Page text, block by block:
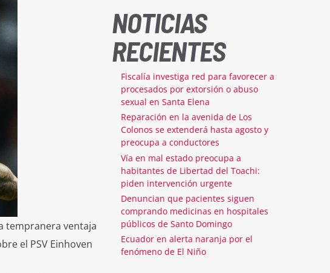
tempranera ventaja
el PSV Einhoven
NOTICIAS
RECIENTES
Fiscalía investiga red para favorecer a
procesados por extorsión o abuso
sexual en Santa Elena
Reparación en la avenida de Los
Colonos se extenderá hasta agosto y
preocupa a conductores
Vía en mal estado preocupa a
habitantes de Libertad del Toachi:
piden intervención urgente
Denuncian que pacientes siguen
comprando medicinas en hospitales
públicos de Santo Domingo
Ecuador en alerta naranja por el
fenómeno de El Niño